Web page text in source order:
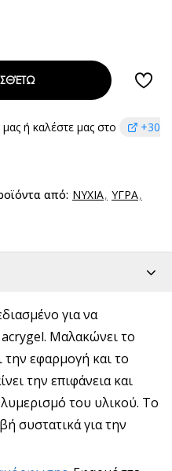
ή καλέστε μας στο
+30
από: ΝΥΧΙΑ ΥΓΡΑ
για να
acrygel. Μαλακώνει το
την εφαρμογή και το
την επιφάνεια και
του υλικού. Το
συστατικά για την